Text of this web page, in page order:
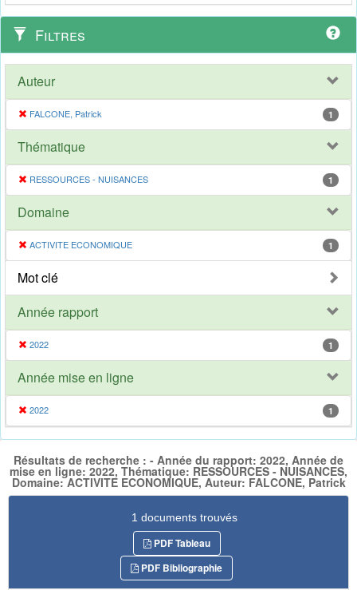
Filtres
Auteur
FALCONE, Patrick 1
Thématique
RESSOURCES - NUISANCES 1
Domaine
ACTIVITE ECONOMIQUE 1
Mot clé
Année rapport
2022 1
Année mise en ligne
2022 1
Résultats de recherche : - Année du rapport: 2022, Année de
mise en ligne: 2022, Thématique: RESSOURCES - NUISANCES,
Domaine: ACTIVITE ECONOMIQUE, Auteur: FALCONE, Patrick
1 documents trouvés
PDF Tableau
PDF Bibliographie